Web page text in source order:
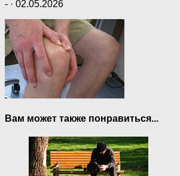
- · 02.05.2026
Вам может также понравиться...